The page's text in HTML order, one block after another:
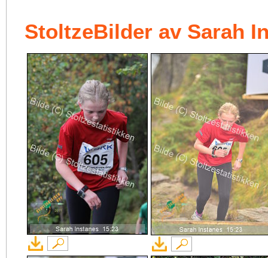
StoltzeBilder av Sarah